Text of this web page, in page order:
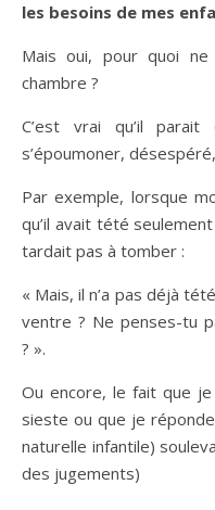
les besoins de mes
Mais oui, pour quoi
chambre ?
C’est vrai qu’il
s’époumoner,
Par exemple, lorsque
qu’il avait tété
tardait pas à tomber :
« Mais, il n’a pas déjà
ventre ? Ne penses-tu
? ».
Ou encore, le fait que
sieste ou que je
naturelle infantile)
des jugements)